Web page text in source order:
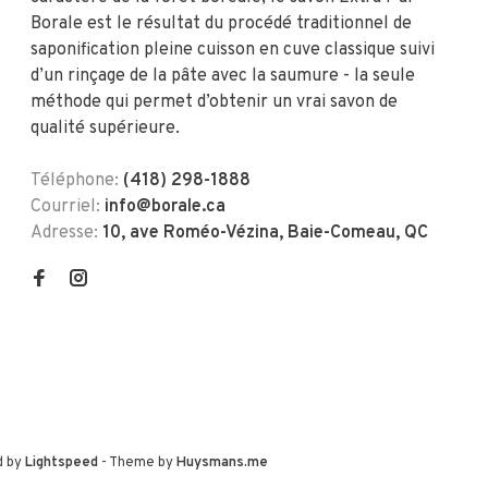
Borale est le résultat du procédé traditionnel de
saponification pleine cuisson en cuve classique suivi
d’un rinçage de la pâte avec la saumure - la seule
méthode qui permet d’obtenir un vrai savon de
qualité supérieure.
Téléphone: (418) 298-1888
Courriel: info@borale.ca
Adresse: 10, ave Roméo-Vézina, Baie-Comeau, QC
byLightspeed - Theme byHuysmans.me